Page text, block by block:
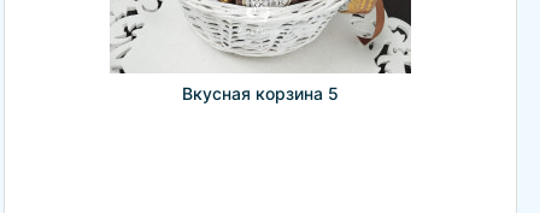
Вкусная корзина 5